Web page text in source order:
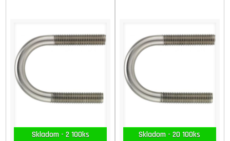
Skladom - 2 100ks Skladom - 20 100ks